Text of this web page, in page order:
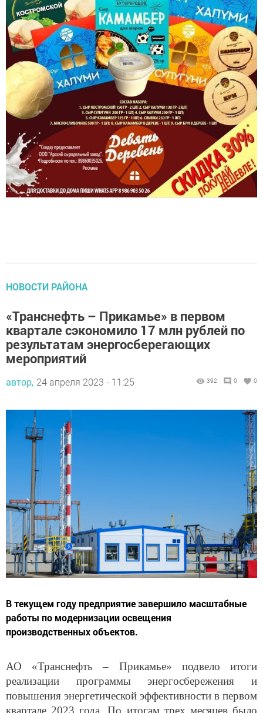
НОВОСТИ РАЙОНА
«Транснефть – Прикамье» в первом
квартале сэкономило 17 млн рублей по
результатам энергосберегающих
мероприятий
автор, 24 апреля 2023 - 11:25
В текущем году предприятие завершило масштабные
работы по модернизации освещения
производственных объектов.
АО «Транснефть – Прикамье» подвело итоги
реализации программы энергосбережения и
повышения энергетической эффективности в первом
квартале 2023 года. По итогам трех месяцев было